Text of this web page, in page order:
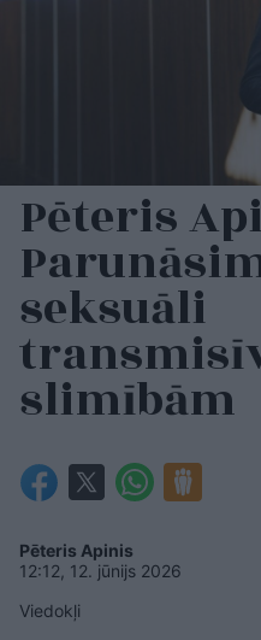
Pēteris
seksuāli
slimībām
Pēteris Apinis
12:12, 12. jūnijs 2026
Viedokļi